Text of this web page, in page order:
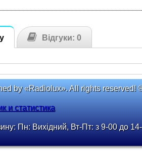
Відгуки: 0
by «Radiolux». All rights reserved!
Пн: Вихідний, Вт-Пт: з 9-00 до